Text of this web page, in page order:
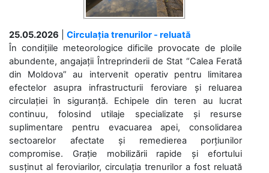
25.05.2026
Circulația trenurilor - reluată
În condițiile meteorologice dificile provocate de ploile
abundente, angajații Întreprinderii de Stat “Calea Ferată
din Moldova” au intervenit operativ pentru limitarea
efectelor asupra infrastructurii feroviare și reluarea
circulației în siguranță. Echipele din teren au lucrat
continuu, folosind utilaje specializate și resurse
suplimentare pentru evacuarea apei, consolidarea
sectoarelor afectate și remedierea porțiunilor
compromise. Grație mobilizării rapide și efortului
susținut al feroviarilor, circulația trenurilor a fost reluată